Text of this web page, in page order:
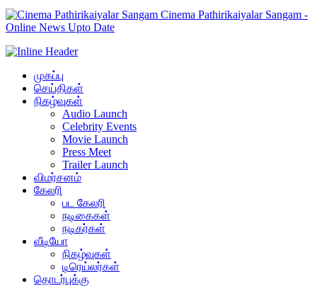
Cinema Pathirikaiyalar Sangam -
Online News Upto Date
முகப்பு
செய்திகள்
நிகழ்வுகள்
Audio Launch
Celebrity Events
Movie Launch
Press Meet
Trailer Launch
விமர்சனம்
கேலரி
பட கேலரி
நடிகைகள்
நடிகர்கள்
வீடியோ
நிகழ்வுகள்
டிரெய்லர்கள்
தொடர்புக்கு